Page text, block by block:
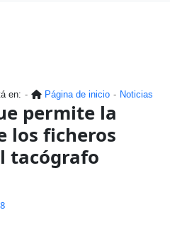
en: Página de inicio Noticias
permite la
los ficheros
tacógrafo